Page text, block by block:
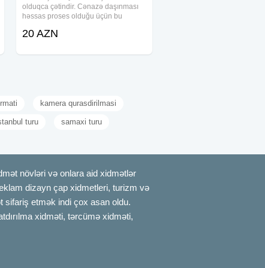
olduqca çətindir. Cənazə daşınması
həssas proses olduğu üçün bu
Cənazə daşınması xidməti ölkə
imkanı verir
20 AZN
kamera qurasdirilmasi
turu samaxi turu
növləri və onlara aid xidmətlər
dizayn çap xidmetleri, turizm və
sifariş etmək indi çox asan oldu.
xidməti, tərcümə xidməti,